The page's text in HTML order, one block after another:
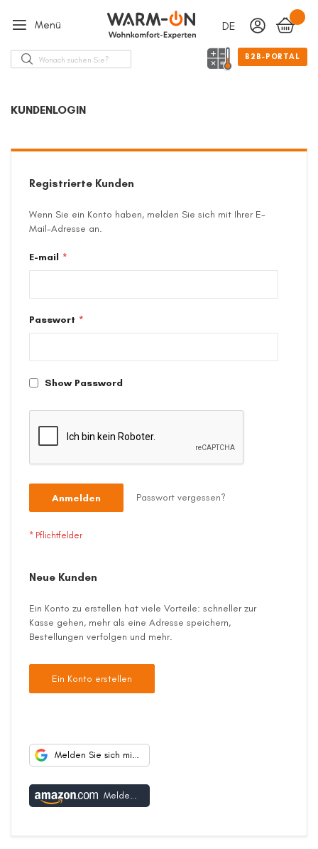
Menü
Suche
Sprache
DEUTSCH
B2B-PORTAL
KUNDENLOGIN
Registrierte Kunden
Wenn Sie ein Konto haben, melden Sie sich mit Ihrer E-
Mail-Adresse an.
E-mail
Passwort
Show Password
Anmelden Passwort vergessen?
Neue Kunden
Ein Konto zu erstellen hat viele Vorteile: schneller zur
Kasse gehen, mehr als eine Adresse speichern,
Bestellungen verfolgen und mehr.
Ein Konto erstellen
Melden Sie sich mit Google an
Melden Sie sich mit Amazon an